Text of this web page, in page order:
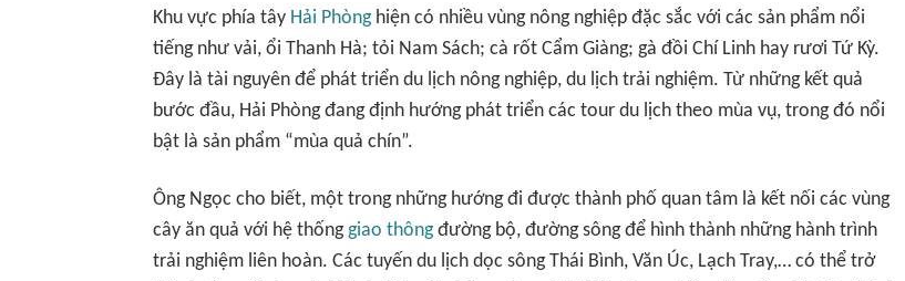
Khu vực phía tây Hải Phònghiện có nhiều vùng nông nghiệp đặc sắc với các sản phẩm nổi
tiếng như vải, ổi Thanh Hà; tỏi Nam Sách; cà rốt Cẩm Giàng; gà đồi Chí Linh hay rươi Tứ Kỳ.
Đây là tài nguyên để phát triển du lịch nông nghiệp, du lịch trải nghiệm. Từ những kết quả
bước đầu, Hải Phòng đang định hướng phát triển các tour du lịch theo mùa vụ, trong đó nổi
bật là sản phẩm “mùa quả chín”.
Ông Ngọc cho biết, một trong những hướng đi được thành phố quan tâm là kết nối các vùng
cây ăn quả với hệ thốnggiao thôngđường bộ, đường sông để hình thành những hành trình
trải nghiệm liên hoàn. Các tuyến du lịch dọc sông Thái Bình, Văn Úc, Lạch Tray,… có thể trở